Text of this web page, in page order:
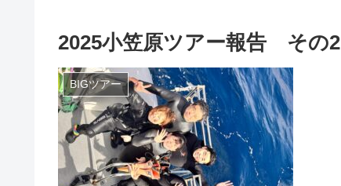
2025小笠原ツアー報告 その2
BIGツアー